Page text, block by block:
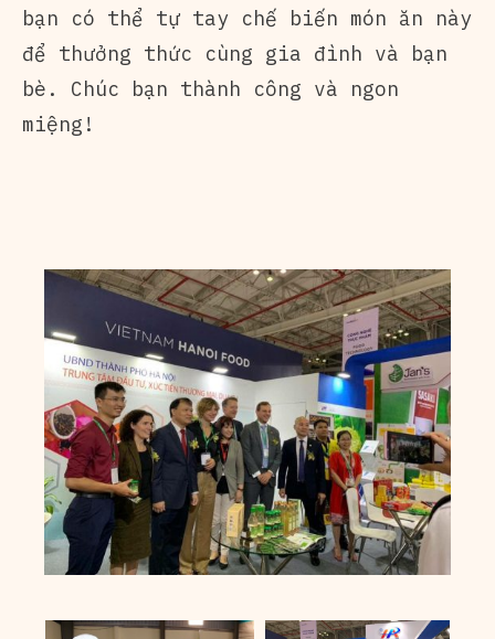
bạn có thể tự tay chế biến món ăn này
để thưởng thức cùng gia đình và bạn
bè. Chúc bạn thành công và ngon
miệng!